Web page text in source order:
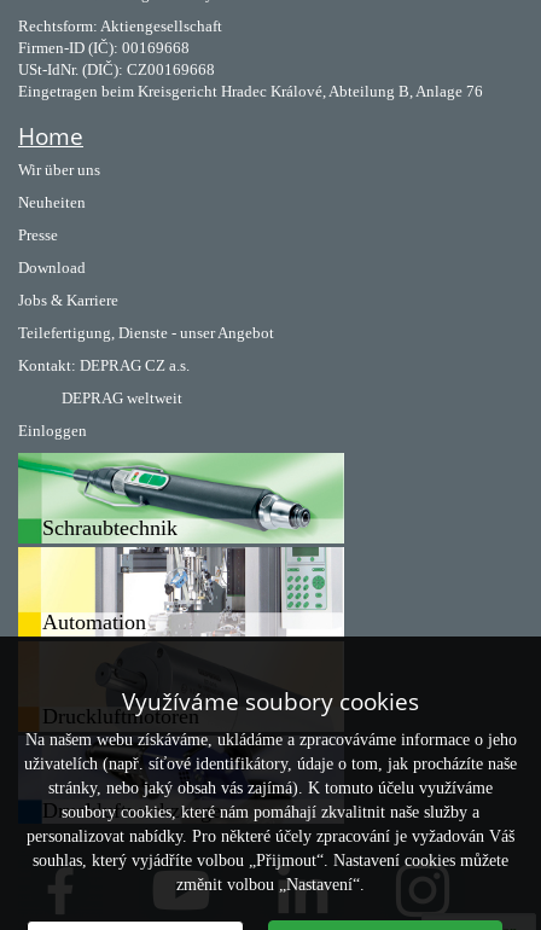
Rechtsform: Aktiengesellschaft
Firmen-ID (IČ): 00169668
USt-IdNr. (DIČ): CZ00169668
Eingetragen beim Kreisgericht Hradec Králové, Abteilung B, Anlage 76
Home
Wir über uns
Neuheiten
Presse
Download
Jobs & Karriere
Teilefertigung, Dienste - unser Angebot
Kontakt: DEPRAG CZ a.s.
DEPRAG weltweit
Einloggen
Schraubtechnik
Automation
Druckluftmotoren
Druckluftwerkzeuge
Využíváme soubory cookies
Na našem webu získáváme, ukládáme a zpracováváme informace o jeho
uživatelích (např. síťové identifikátory, údaje o tom, jak procházíte naše
stránky, nebo jaký obsah vás zajímá). K tomuto účelu využíváme
soubory cookies, které nám pomáhají zkvalitnit naše služby a
personalizovat nabídky. Pro některé účely zpracování je vyžadován Váš
souhlas, který vyjádříte volbou „Přijmout“. Nastavení cookies můžete
změnit volbou „Nastavení“.